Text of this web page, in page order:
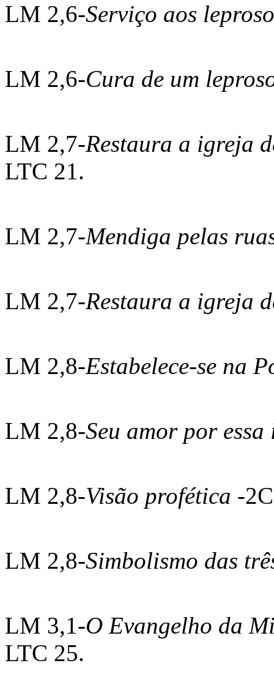
LM 2,6-Serviço aos
LM 2,6-Cura de um
LM 2,7-Restaura a igreja
LTC 21.
LM 2,7-Mendiga pelas
LM 2,7-Restaura a igreja
LM 2,8-Estabelece-se na
LM 2,8-Seu amor por
LM 2,8-Visão profética -
LM 2,8-Simbolismo das
LM 3,1-O Evangelho da
LTC 25.